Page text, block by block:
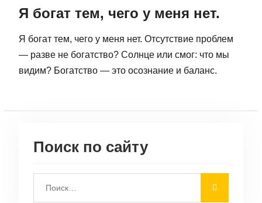
Я богат тем, чего у меня нет.
Я богат тем, чего у меня нет. Отсутствие проблем
— разве не богатство? Солнце или смог: что мы
видим? Богатство — это осознание и баланс.
Поиск по сайту